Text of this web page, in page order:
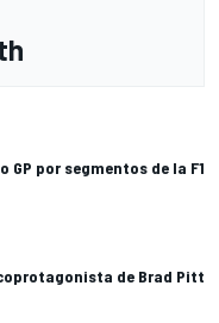
GP por segmentos de la F1
de Brad Pitt